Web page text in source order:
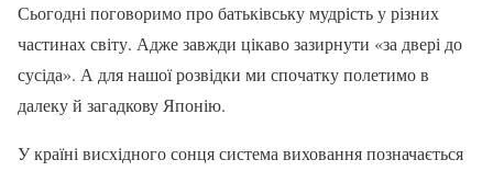
Сьогодні поговоримо про батьківську мудрість у різних
частинах світу. Адже завжди цікаво зазирнути «за двері до
сусіда». А для нашої розвідки ми спочатку полетимо в
далеку й загадкову Японію.
У країні висхідного сонця система виховання позначається